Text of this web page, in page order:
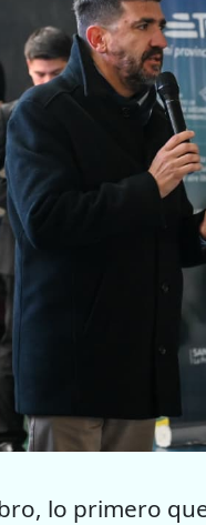
lo primero